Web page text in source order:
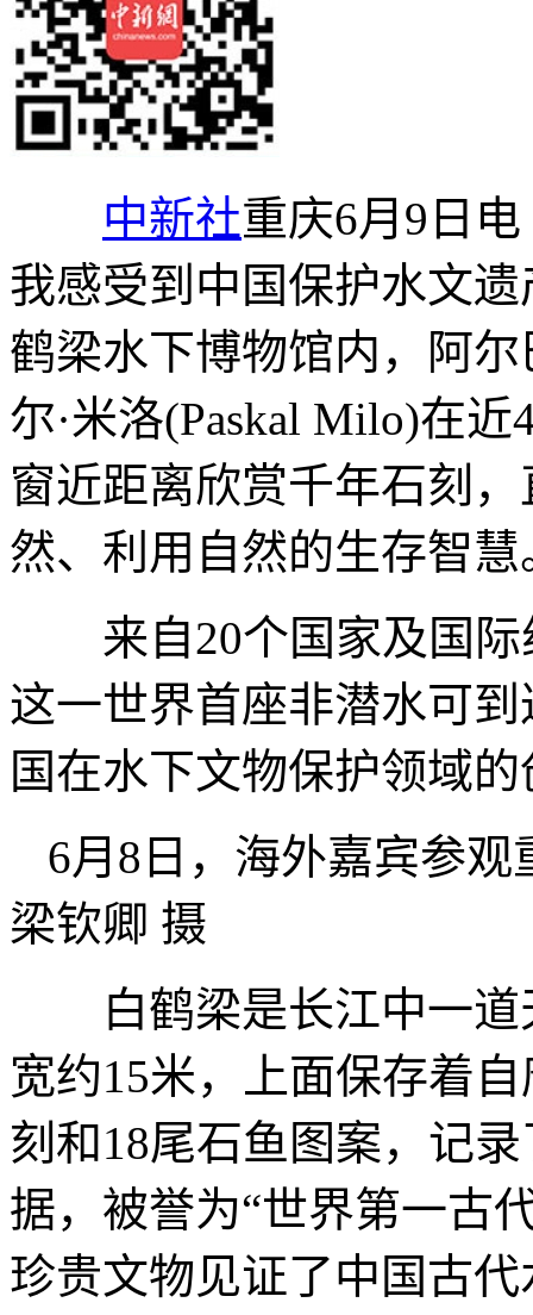
中新社重庆6月9日
我感受到中国保护水文
鹤梁水下博物馆内，阿
尔·米洛(Paskal Milo)在
窗近距离欣赏千年石刻
然、利用自然的生存智慧
来自20个国家及国际
这一世界首座非潜水可
国在水下文物保护领域
6月8日，海外嘉宾参
梁钦卿 摄
白鹤梁是长江中一道
宽约15米，上面保存着
刻和18尾石鱼图案，记
据，被誉为“世界第一古
珍贵文物见证了中国古